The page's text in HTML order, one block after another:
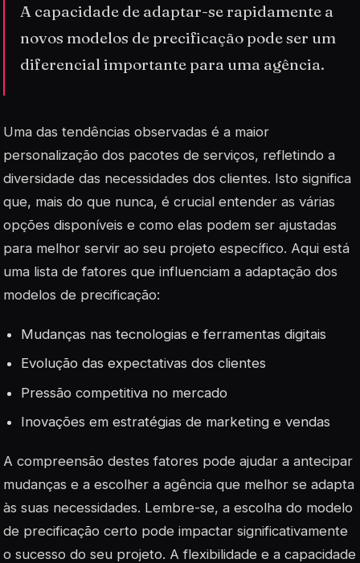
A capacidade de adaptar-se rapidamente a
novos modelos de precificação pode ser um
diferencial importante para uma agência.
Uma das tendências observadas é a maior
personalização dos pacotes de serviços, refletindo a
diversidade das necessidades dos clientes. Isto significa
que, mais do que nunca, é crucial entender as várias
opções disponíveis e como elas podem ser ajustadas
para melhor servir ao seu projeto específico. Aqui está
uma lista de fatores que influenciam a adaptação dos
modelos de precificação:
Mudanças nas tecnologias e ferramentas digitais
Evolução das expectativas dos clientes
Pressão competitiva no mercado
Inovações em estratégias de marketing e vendas
A compreensão destes fatores pode ajudar a antecipar
mudanças e a escolher a agência que melhor se adapta
às suas necessidades. Lembre-se, a escolha do modelo
de precificação certo pode impactar significativamente
o sucesso do seu projeto. Aflexibilidade e a capacidade